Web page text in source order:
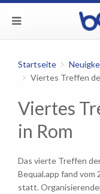
Startseite
Viertes Treffen
Viertes
in Rom
Das vierte Treffen
Bequal.app fand vom
statt.